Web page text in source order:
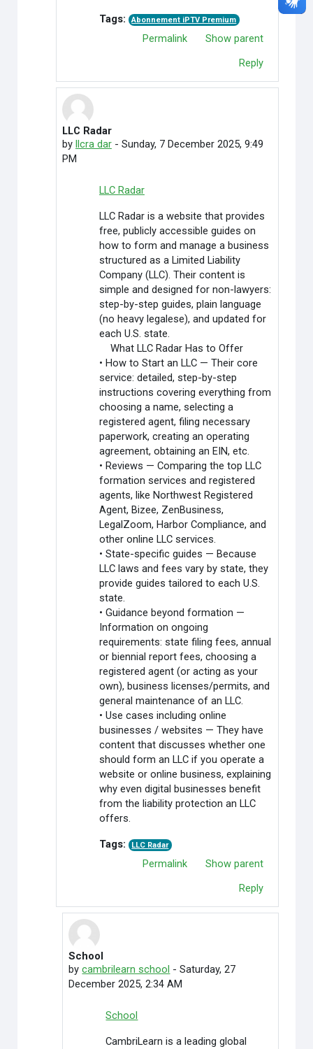
Tags: Abonnement iPTV Premium
Permalink
Show parent
Reply
In reply to Credit Cardoffers
LLC Radar
by llcra dar- Sunday, 7 December 2025, 9:49
PM
LLC Radar
LLC Radar is a website that provides
free, publicly accessible guides on
how to form and manage a business
structured as a Limited Liability
Company (LLC). Their content is
simple and designed for non-lawyers:
step-by-step guides, plain language
(no heavy legalese), and updated for
each U.S. state.
What LLC Radar Has to Offer
• How to Start an LLC — Their core
service: detailed, step-by-step
instructions covering everything from
choosing a name, selecting a
registered agent, filing necessary
paperwork, creating an operating
agreement, obtaining an EIN, etc.
• Reviews — Comparing the top LLC
formation services and registered
agents, like Northwest Registered
Agent, Bizee, ZenBusiness,
LegalZoom, Harbor Compliance, and
other online LLC services.
• State-specific guides — Because
LLC laws and fees vary by state, they
provide guides tailored to each U.S.
state.
• Guidance beyond formation —
Information on ongoing
requirements: state filing fees, annual
or biennial report fees, choosing a
registered agent (or acting as your
own), business licenses/permits, and
general maintenance of an LLC.
• Use cases including online
businesses / websites — They have
content that discusses whether one
should form an LLC if you operate a
website or online business, explaining
why even digital businesses benefit
from the liability protection an LLC
offers.
Tags: LLC Radar
Permalink
Show parent
Reply
In reply to llcra dar
School
bycambrilearn school -Saturday, 27
December 2025, 2:34 AM
School
CambriLearn is a leading global